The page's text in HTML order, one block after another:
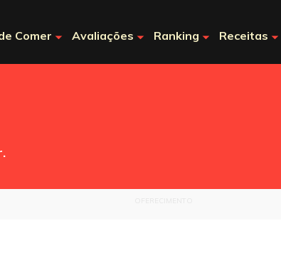
Comer Avaliações Ranking Receitas